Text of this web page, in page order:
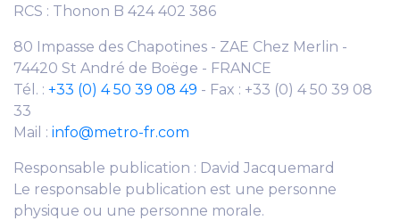
RCS : Thonon B 424 402 386
80 Impasse des Chapotines - ZAE Chez Merlin -
74420 St André de Boëge - FRANCE
Tél. : +33 (0) 4 50 39 08 49 - Fax : +33 (0) 4 50 39 08
33
Mail : info@metro-fr.com
Responsable publication : David Jacquemard
Le responsable publication est une personne
physique ou une personne morale.